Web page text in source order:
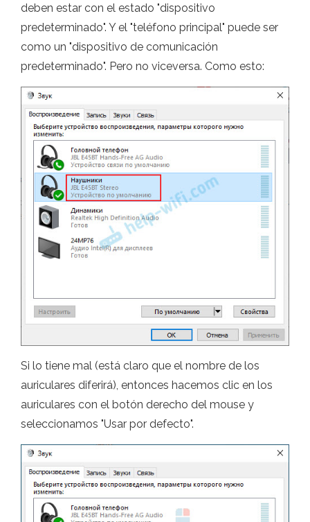
deben estar con el estado "dispositivo
predeterminado". Y el "teléfono principal" puede ser
como un "dispositivo de comunicación
predeterminado". Pero no viceversa. Como esto:
Si lo tiene mal (está claro que el nombre de los
auriculares diferirá), entonces hacemos clic en los
auriculares con el botón derecho del mouse y
seleccionamos "Usar por defecto".